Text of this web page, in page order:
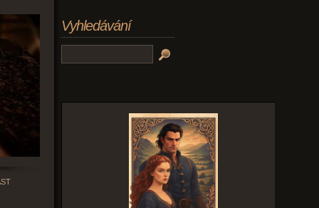
Vyhledávání